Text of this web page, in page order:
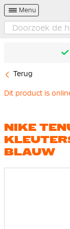
Menu
Terug
Dit product is
NIKE
BLAUW